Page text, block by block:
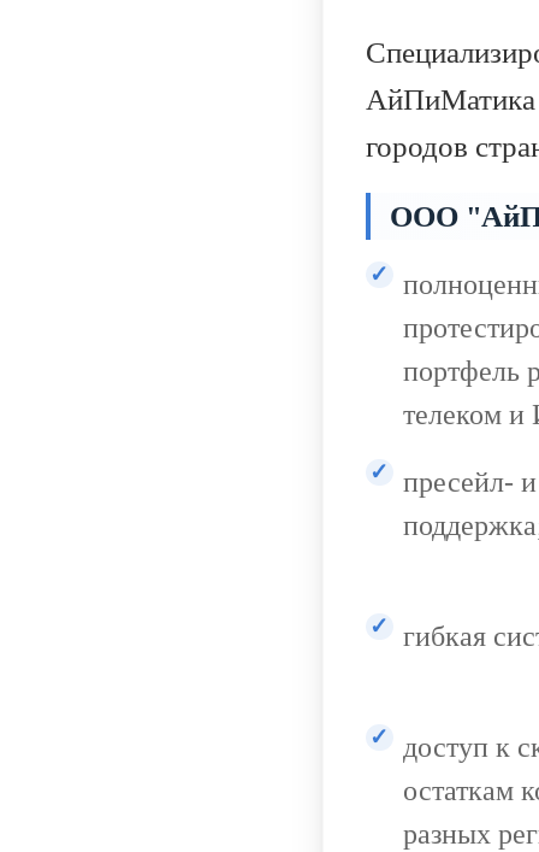
городов
ООО
портфель
телеком и
пресейл-
гибкая
доступ к
остаткам
разных